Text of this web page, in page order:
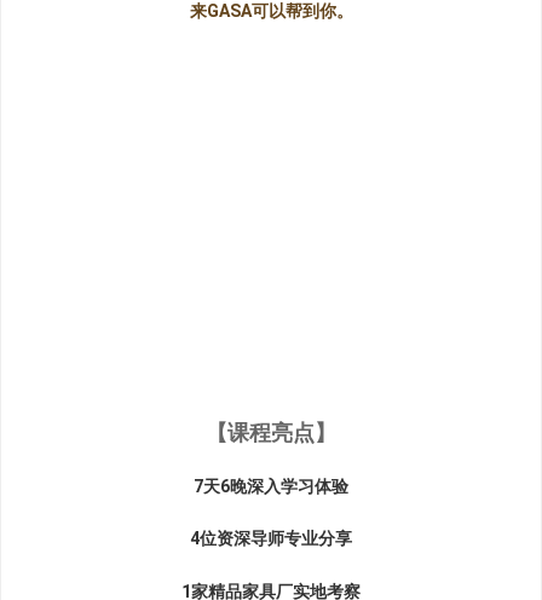
来GASA可以帮到你。
【课程亮点】
7天6晚深入学习体验
4位资深导师专业分享
1家精品家具厂实地考察